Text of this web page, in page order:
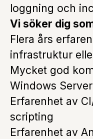
loggning och
Vi söker dig
Flera års
infrastruktur
Mycket god
Windows Server
Erfarenhet av
scripting
Erfarenhet av